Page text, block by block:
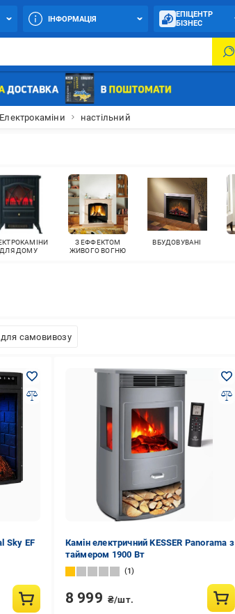
ІНФОРМАЦІЯ
ЕПІЦЕНТР
БІЗНЕС
Електрокаміни настільний
ДЛЯ ДОМУ
З ЕФФЕКТОМ
ЖИВОГО ВОГНЮ
ВБУДОВУВАНІ
самовивозу
Sky EF
Камін електричний KESSER Panorama з
таймером 1900 Вт
1
8 999 ₴/шт.